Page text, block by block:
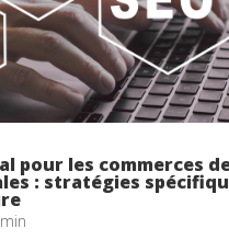
pour les commerces
: stratégies